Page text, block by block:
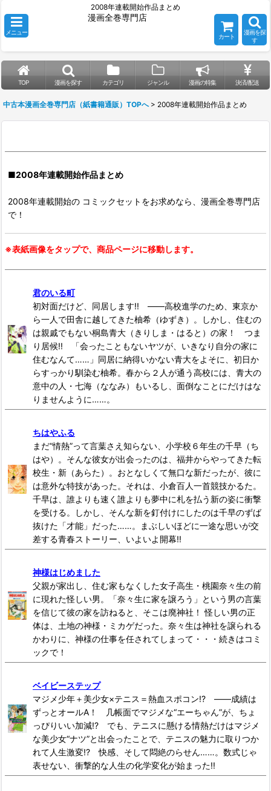
2008年連載開始作品まとめ
メニュー
漫画全巻専門店
カート
漫画を探
す
TOP 漫画を探す カテゴリ ジャンル 漫画の特集 決済/配送
中古本漫画全巻専門店（紙書籍通販）TOPへ > 2008年連載開始作品まとめ
■2008年連載開始作品まとめ
2008年連載開始の コミックセットをお求めなら、漫画全巻専門店
で！
※表紙画像をタップで、商品ページに移動します。
君のいる町
初対面だけど、同居します!! ――高校進学のため、東京か
ら一人で田舎に越してきた柚希（ゆずき）。しかし、住むの
は親戚でもない桐島青大（きりしま・はると）の家！ つま
り居候!! 「会ったこともないヤツが、いきなり自分の家に
住むなんて……」同居に納得いかない青大をよそに、初日か
らすっかり馴染む柚希。春から２人が通う高校には、青大の
意中の人・七海（ななみ）もいるし、面倒なことにだけはな
りませんように……。
ちはやふる
まだ“情熱”って言葉さえ知らない、小学校６年生の千早（ち
はや）。そんな彼女が出会ったのは、福井からやってきた転
校生・新（あらた）。おとなしくて無口な新だったが、彼に
は意外な特技があった。それは、小倉百人一首競技かるた。
千早は、誰よりも速く誰よりも夢中に札を払う新の姿に衝撃
を受ける。しかし、そんな新を釘付けにしたのは千早のずば
抜けた「才能」だった……。まぶしいほどに一途な思いが交
差する青春ストーリー、いよいよ開幕!!
神様はじめました
父親が家出し、住む家もなくした女子高生・桃園奈々生の前
に現れた怪しい男。「奈々生に家を譲ろう」という男の言葉
を信じて彼の家を訪ねると、そこは廃神社！ 怪しい男の正
体は、土地の神様・ミカゲだった。奈々生は神社を譲られる
かわりに、神様の仕事を任されてしまって・・・続きはコミ
ックで！
ベイビーステップ
マジメ少年＋美少女×テニス＝熱血スポコン!? ――成績は
ずっとオールA！ 几帳面でマジメな“エーちゃん”が、ちょ
っぴりいい加減!? でも、テニスに懸ける情熱だけはマジメ
な美少女“ナツ”と出会ったことで、テニスの魅力に取りつか
れて人生激変!? 快感、そして悶絶のらせん……。数式じゃ
表せない、衝撃的な人生の化学変化が始まった!!